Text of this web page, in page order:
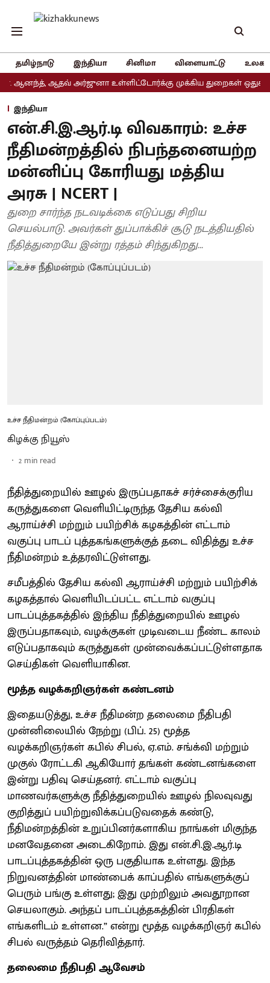
தமிழ்நாடு இந்தியா சினிமா விளையாட்டு
ஆதவ் அர்ஜுனா உள்ளிட்டோர்க்கு முக்கிய துறைகள் ஒதுக்கீடு
இந்தியா
என்.சி.இ.ஆர்.டி விவகாரம்: உச்ச
நீதிமன்றத்தில் நிபந்தனையற்ற
மன்னிப்பு கோரியது மத்திய
அரசு | NCERT |
துறை சார்ந்த நடவடிக்கை எடுப்பது சிறிய
செயல்பாடு. அவர்கள் துப்பாக்கிச் சூடு நடத்தியதில்
நீதித்துறையே இன்று ரத்தம் சிந்துகிறது...
உச்ச நீதிமன்றம் (கோப்புப்படம்)
கிழக்கு நியூஸ்
2 min read
நீதித்துறையில் ஊழல் இருப்பதாகச் சர்ச்சைக்குரிய
கருத்துகளை வெளியிட்டிருந்த தேசிய கல்வி
ஆராய்ச்சி மற்றும் பயிற்சிக் கழகத்தின் எட்டாம்
வகுப்பு பாடப் புத்தகங்களுக்குத் தடை விதித்து உச்ச
நீதிமன்றம் உத்தரவிட்டுள்ளது.
சமீபத்தில் தேசிய கல்வி ஆராய்ச்சி மற்றும் பயிற்சிக்
கழகத்தால் வெளியிடப்பட்ட எட்டாம் வகுப்பு
பாடப்புத்தகத்தில் இந்திய நீதித்துறையில் ஊழல்
இருப்பதாகவும், வழக்குகள் முடிவடைய நீண்ட காலம்
எடுப்பதாகவும் கருத்துகள் முன்வைக்கப்பட்டுள்ளதாக
செய்திகள் வெளியாகின.
மூத்த வழக்கறிஞர்கள் கண்டனம்
இதையடுத்து, உச்ச நீதிமன்ற தலைமை நீதிபதி
முன்னிலையில் நேற்று (பிப். 25) மூத்த
வழக்கறிஞர்கள் கபில் சிபல், ஏ.எம். சங்க்வி மற்றும்
முகுல் ரோட்டகி ஆகியோர் தங்கள் கண்டனங்களை
இன்று பதிவு செய்தனர். எட்டாம் வகுப்பு
மாணவர்களுக்கு நீதித்துறையில் ஊழல் நிலவுவது
குறித்துப் பயிற்றுவிக்கப்படுவதைக் கண்டு,
நீதிமன்றத்தின் உறுப்பினர்களாகிய நாங்கள் மிகுந்த
மனவேதனை அடைகிறோம். இது என்.சி.இ.ஆர்.டி
பாடப்புத்தகத்தின் ஒரு பகுதியாக உள்ளது. இந்த
நிறுவனத்தின் மாண்பைக் காப்பதில் எங்களுக்குப்
பெரும் பங்கு உள்ளது; இது முற்றிலும் அவதூறான
செயலாகும். அந்தப் பாடப்புத்தகத்தின் பிரதிகள்
எங்களிடம் உள்ளன.” என்று மூத்த வழக்கறிஞர் கபில்
சிபல் வருத்தம் தெரிவித்தார்.
தலைமை நீதிபதி ஆவேசம்